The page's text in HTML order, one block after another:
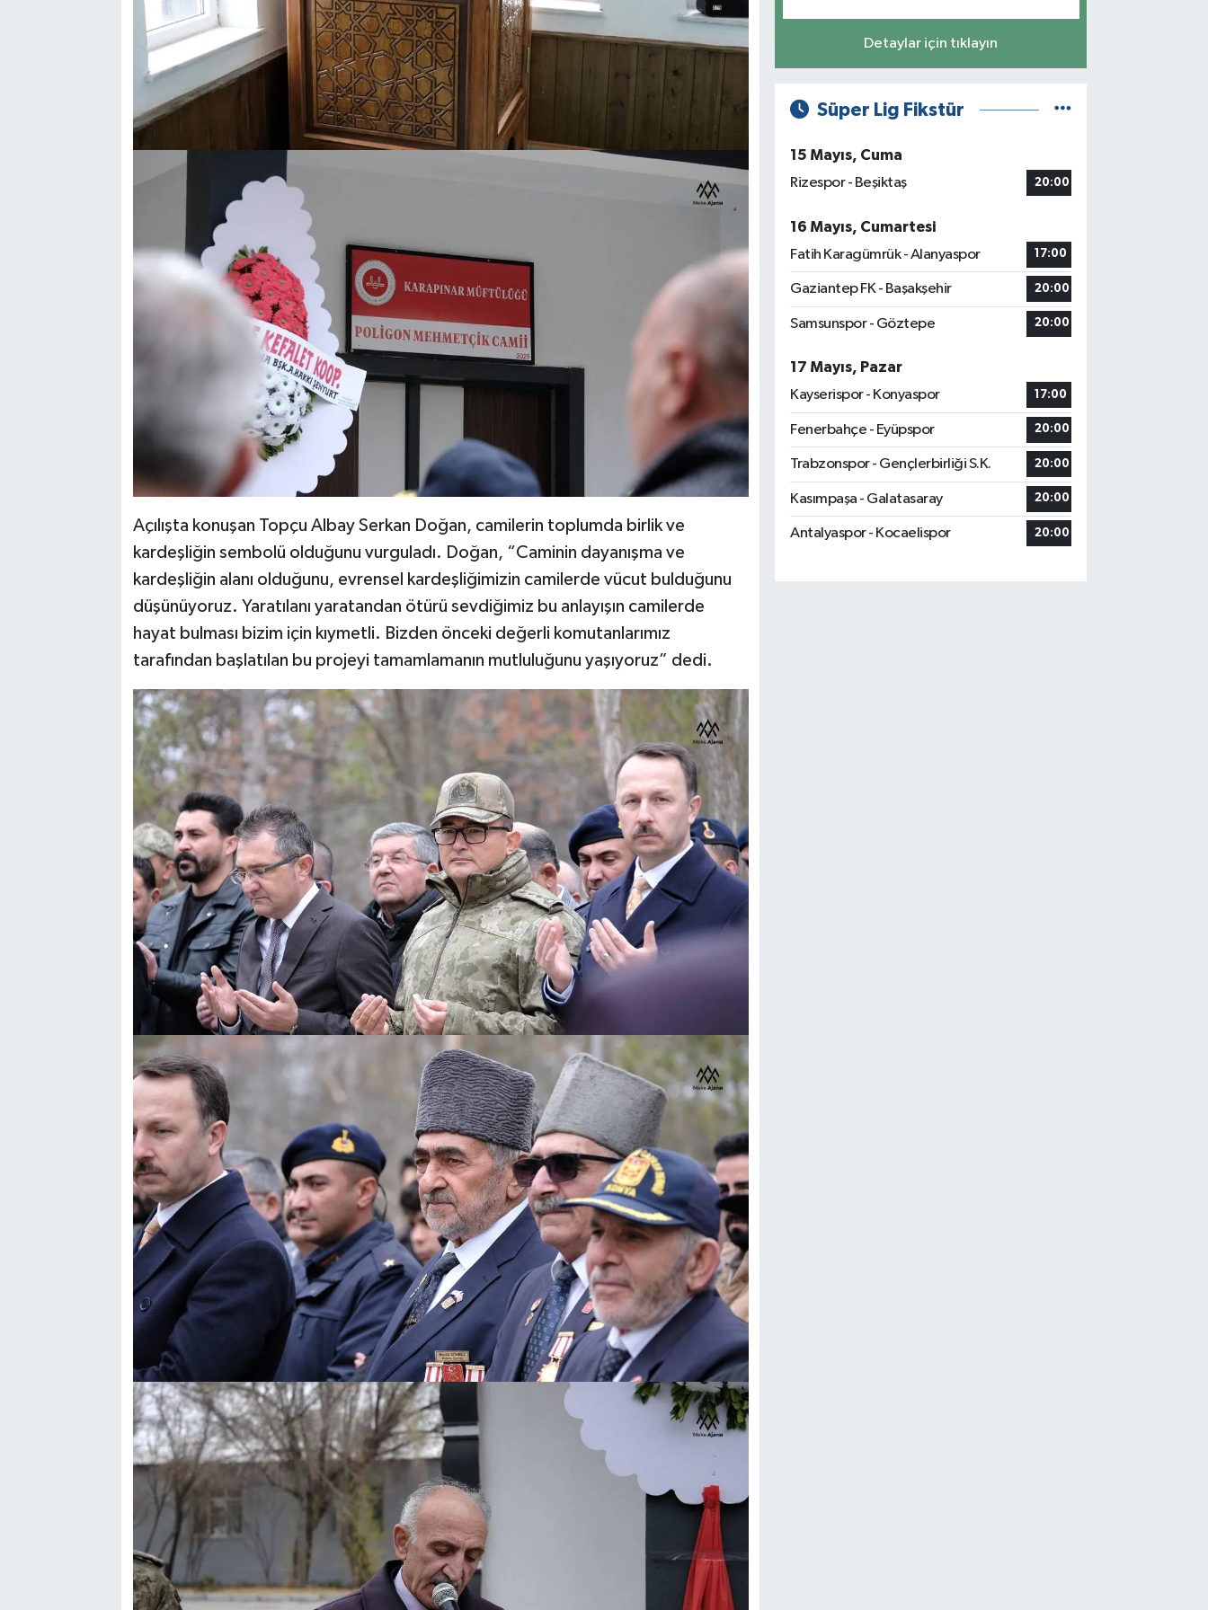
Açılışta konuşan Topçu Albay Serkan Doğan, camilerin toplumda birlik ve
kardeşliğin sembolü olduğunu vurguladı. Doğan, “Caminin dayanışma ve
kardeşliğin alanı olduğunu, evrensel kardeşliğimizin camilerde vücut bulduğunu
düşünüyoruz. Yaratılanı yaratandan ötürü sevdiğimiz bu anlayışın camilerde
hayat bulması bizim için kıymetli. Bizden önceki değerli komutanlarımız
tarafından başlatılan bu projeyi tamamlamanın mutluluğunu yaşıyoruz” dedi.
Detaylar için tıklayın
Süper Lig Fikstür
15 Mayıs, Cuma
Rizespor - Beşiktaş
20:00
16 Mayıs, Cumartesi
Fatih Karagümrük - Alanyaspor
17:00
Gaziantep FK - Başakşehir 20:00
Samsunspor - Göztepe 20:00
17 Mayıs, Pazar
Kayserispor - Konyaspor
17:00
Fenerbahçe - Eyüpspor 20:00
Trabzonspor - Gençlerbirliği S.K. 20:00
Kasımpaşa - Galatasaray 20:00
Antalyaspor - Kocaelispor 20:00